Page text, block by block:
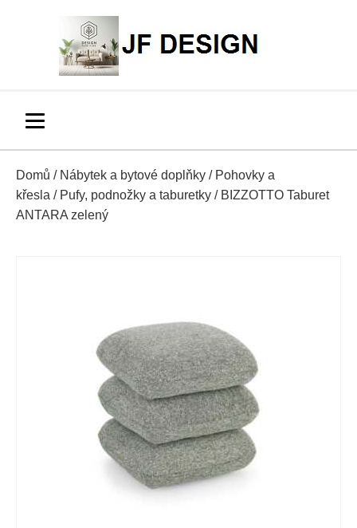
Domů / Nábytek a bytové doplňky / Pohovky a
křesla / Pufy, podnožky a taburetky / BIZZOTTO Taburet
ANTARA zelený